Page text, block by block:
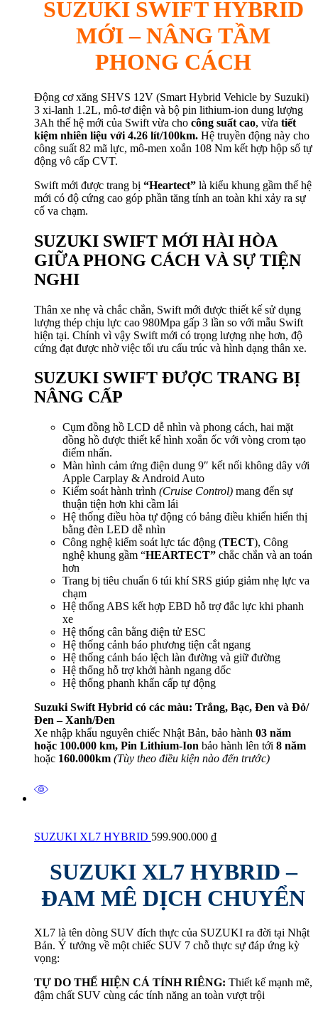
SUZUKI SWIFT HYBRID
MỚI – NÂNG TẦM
PHONG CÁCH
Động cơ xăng SHVS 12V (Smart Hybrid Vehicle by Suzuki)
3 xi-lanh 1.2L, mô-tơ điện và bộ pin lithium-ion dung lượng
3Ah thế hệ mới của Swift vừa cho công suất cao, vừa tiết
kiệm nhiên liệu với 4.26 lít/100km. Hệ truyền động này cho
công suất 82 mã lực, mô-men xoắn 108 Nm kết hợp hộp số tự
động vô cấp CVT.
Swift mới được trang bị “Heartect” là kiểu khung gầm thế hệ
mới có độ cứng cao góp phần tăng tính an toàn khi xảy ra sự
cố va chạm.
SUZUKI SWIFT MỚI HÀI HÒA
GIỮA PHONG CÁCH VÀ SỰ TIỆN
NGHI
Thân xe nhẹ và chắc chắn, Swift mới được thiết kế sử dụng
lượng thép chịu lực cao 980Mpa gấp 3 lần so với mẫu Swift
hiện tại. Chính vì vậy Swift mới có trọng lượng nhẹ hơn, độ
cứng đạt được nhờ việc tối ưu cấu trúc và hình dạng thân xe.
SUZUKI SWIFT ĐƯỢC TRANG BỊ
NÂNG CẤP
Cụm đồng hồ LCD dễ nhìn và phong cách, hai mặt
đồng hồ được thiết kế hình xoắn ốc với vòng crom tạo
điểm nhấn.
Màn hình cảm ứng điện dung 9″ kết nối không dây với
Apple Carplay & Android Auto
Kiểm soát hành trình (Cruise Control) mang đến sự
thuận tiện hơn khi cầm lái
Hệ thống điều hòa tự động có bảng điều khiển hiển thị
bằng đèn LED dễ nhìn
Công nghệ kiểm soát lực tác động (TECT), Công
nghệ khung gầm “HEARTECT” chắc chắn và an toán
hơn
Trang bị tiêu chuẩn 6 túi khí SRS giúp giảm nhẹ lực va
chạm
Hệ thống ABS kết hợp EBD hỗ trợ đắc lực khi phanh
xe
Hệ thống cân bằng điện tử ESC
Hệ thống cảnh báo phương tiện cắt ngang
Hệ thống cảnh báo lệch làn đường và giữ đường
Hệ thống hỗ trợ khởi hành ngang dốc
Hệ thống phanh khẩn cấp tự động
Suzuki Swift Hybrid có các màu: Trắng, Bạc, Đen và Đỏ/
Đen – Xanh/Đen
Xe nhập khẩu nguyên chiếc Nhật Bản, bảo hành 03 năm
hoặc 100.000 km, Pin Lithium-Ion bảo hành lên tới 8 năm
hoặc 160.000km (Tùy theo điều kiện nào đến trước)
SUZUKI XL7 HYBRID 599.900.000 ₫
SUZUKI XL7 HYBRID –
ĐAM MÊ DỊCH CHUYỂN
XL7 là tên dòng SUV đích thực của SUZUKI ra đời tại Nhật
Bản. Ý tưởng về một chiếc SUV 7 chỗ thực sự đáp ứng kỳ
vọng:
TỰ DO THỂ HIỆN CÁ TÍNH RIÊNG: Thiết kế mạnh mẽ,
đậm chất SUV cùng các tính năng an toàn vượt trội